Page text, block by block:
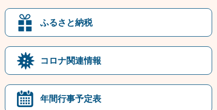
ふるさと納税
コロナ関連情報
年間行事予定表